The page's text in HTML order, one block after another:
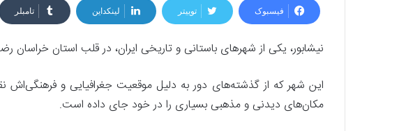
فیسبوک توییتر لینکداین تامبلر
نیشابور، یکی از شهرهای باستانی و تاریخی ایران، در قلب استان
این شهر که از گذشته‌های دور به دلیل موقعیت جغرافیایی و فرهنگی‌اش
مکان‌های دیدنی و مذهبی بسیاری را در خود جای داده است.